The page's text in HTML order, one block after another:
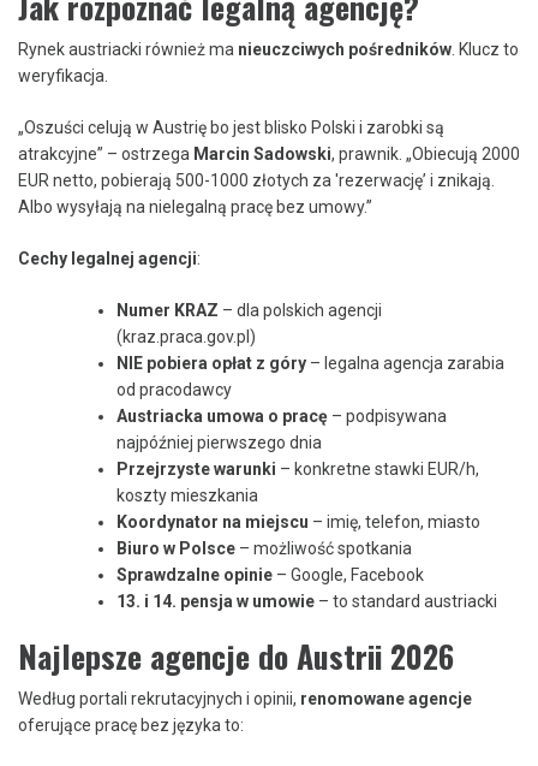
Rynek austriacki również ma nieuczciwych pośredników. Klucz to
weryfikacja.
„Oszuści celują w Austrię bo jest blisko Polski i zarobki są
atrakcyjne” – ostrzega Marcin Sadowski, prawnik. „Obiecują 2000
EUR netto, pobierają 500-1000 złotych za 'rezerwację’ i znikają.
Albo wysyłają na nielegalną pracę bez umowy.”
Cechy legalnej agencji:
Numer KRAZ – dla polskich agencji
(kraz.praca.gov.pl)
NIE pobiera opłat z góry – legalna agencja zarabia
od pracodawcy
Austriacka umowa o pracę – podpisywana
najpóźniej pierwszego dnia
Przejrzyste warunki – konkretne stawki EUR/h,
koszty mieszkania
Koordynator na miejscu – imię, telefon, miasto
Biuro w Polsce – możliwość spotkania
Sprawdzalne opinie – Google, Facebook
13. i 14. pensja w umowie – to standard austriacki
Najlepsze agencje do Austrii 2026
Według portali rekrutacyjnych i opinii, renomowane agencje
oferujące pracę bez języka to: